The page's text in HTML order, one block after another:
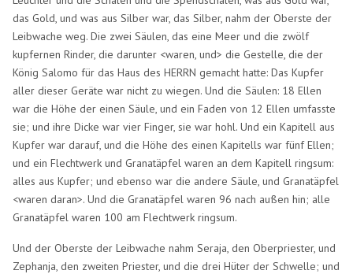
das Gold, und was aus Silber war, das Silber, nahm der Oberste der
Leibwache weg. Die zwei Säulen, das eine Meer und die zwölf
kupfernen Rinder, die darunter <waren, und> die Gestelle, die der
König Salomo für das Haus des HERRN gemacht hatte: Das Kupfer
aller dieser Geräte war nicht zu wiegen. Und die Säulen: 18 Ellen
war die Höhe der einen Säule, und ein Faden von 12 Ellen umfasste
sie; und ihre Dicke war vier Finger, sie war hohl. Und ein Kapitell aus
Kupfer war darauf, und die Höhe des einen Kapitells war fünf Ellen;
und ein Flechtwerk und Granatäpfel waren an dem Kapitell ringsum:
alles aus Kupfer; und ebenso war die andere Säule, und Granatäpfel
<waren daran>. Und die Granatäpfel waren 96 nach außen hin; alle
Granatäpfel waren 100 am Flechtwerk ringsum.
Und der Oberste der Leibwache nahm Seraja, den Oberpriester, und
Zephanja, den zweiten Priester, und die drei Hüter der Schwelle; und